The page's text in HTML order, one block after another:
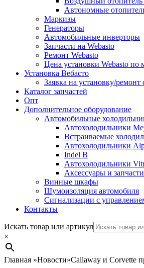
Автономные
Маркизы
Генераторы
Автомобильные инверторы
Запчасти на Webasto
Ремонт Webasto
Цена установки Webasto по
Установка Вебасто
Заявка на установку/ремонт
Каталог запчастей
Опт
Дополнительное оборудование
Автомобильные
Автохолодильники
Встраиваемые
Автохолодильники
Indel B
Автохолодильники
Аксессуары и запчасти
Винные шкафы
Шумоизоляция автомобиля
Сигнализации с
Контакты
Search
Искать товар или артикул
×
Главная »Новости»Callaway и Corvette